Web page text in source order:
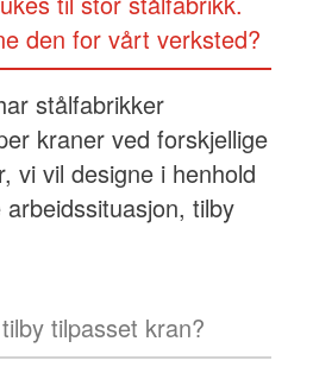
den for vårt verksted?
stålfabrikker
kraner ved forskjellige
vi vil designe i henhold
tilby
tilpasset kran?